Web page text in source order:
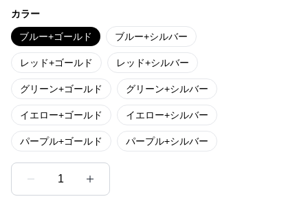
カラー
ブルー+ゴールド ブルー+シルバー
レッド+ゴールド レッド+シルバー
グリーン+ゴールド グリーン+シルバー
イエロー+ゴールド イエロー+シルバー
パープル+ゴールド パープル+シルバー
1